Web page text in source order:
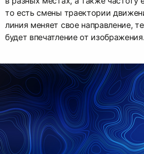
то есть смены траектории
линия меняет свое направление,
будет впечатление от изображения.